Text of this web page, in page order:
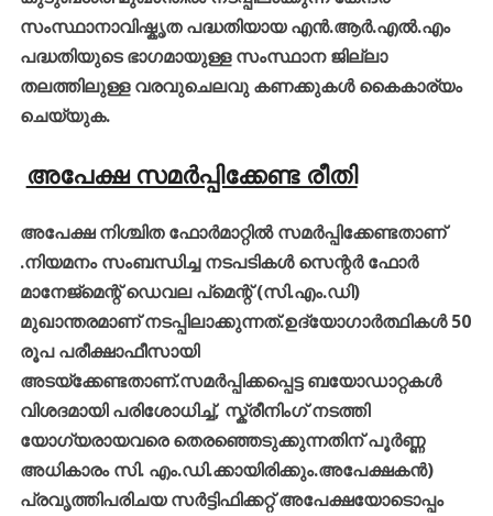
സംസ്ഥാനാവിഷ്കൃത പദ്ധതിയായ എൻ.ആർ.എൽ.എം
പദ്ധതിയുടെ ഭാഗമായുള്ള സംസ്ഥാന ജില്ലാ
തലത്തിലുള്ള വരവുചെലവു കണക്കുകൾ കൈകാര്യം
ചെയ്യുക.
അപേക്ഷ സമർപ്പിക്കേണ്ട രീതി
അപേക്ഷ നിശ്ചിത ഫോർമാറ്റിൽ സമർപ്പിക്കേണ്ടതാണ്
.നിയമനം സംബന്ധിച്ച നടപടികൾ സെന്റർ ഫോർ
മാനേജ്മെന്റ് ഡെവല പ്മെന്റ് (സി.എം.ഡി)
മുഖാന്തരമാണ് നടപ്പിലാക്കുന്നത്.ഉദ്യോഗാർത്ഥികൾ 50
രൂപ പരീക്ഷാഫീസായി
അടയ്ക്കേണ്ടതാണ്.സമർപ്പിക്കപ്പെട്ട ബയോഡാറ്റകൾ
വിശദമായി പരിശോധിച്ച്, സ്ക്രീനിംഗ് നടത്തി
യോഗ്യരായവരെ തെരഞ്ഞെടുക്കുന്നതിന് പൂർണ്ണ
അധികാരം സി. എം.ഡി.ക്കായിരിക്കും.അപേക്ഷകൻ)
പ്രവൃത്തിപരിചയ സർട്ടിഫിക്കറ്റ് അപേക്ഷയോടൊപ്പം